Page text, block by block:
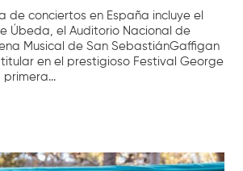
de conciertos en España incluye el
Úbeda, el Auditorio Nacional de
Musical de San SebastiánGaffigan
en el prestigioso Festival George
primera...